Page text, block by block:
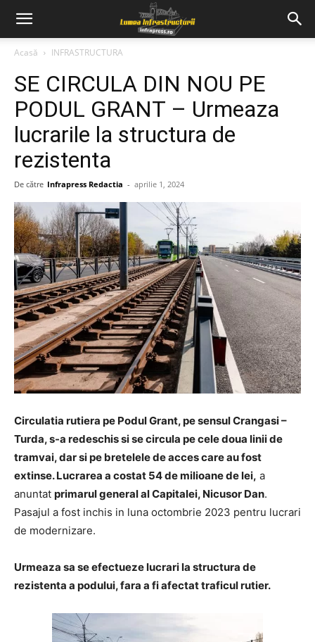
Acasă INFRASTRUCTURA
SE CIRCULA DIN NOU PE
PODUL GRANT – Urmeaza
lucrarile la structura de
rezistenta
De către Infrapress Redactia - aprilie 1, 2024
Circulatia rutiera pe Podul Grant, pe sensul Crangasi –
Turda, s-a redeschis si se circula pe cele doua linii de
tramvai, dar si pe bretelele de acces care au fost
extinse. Lucrarea a costat 54 de milioane de lei, a
anuntat primarul general al Capitalei, Nicusor Dan.
Pasajul a fost inchis in luna octombrie 2023 pentru lucrari
de modernizare.
Urmeaza sa se efectueze lucrari la structura de
rezistenta a podului, fara a fi afectat traficul rutier.